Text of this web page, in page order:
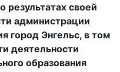
результатах своей
администрации
город Энгельс, в том
деятельности
образования